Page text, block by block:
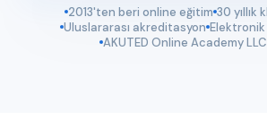
2013'ten beri online eğitim 30 yıllık
Uluslararası akreditasyon
AKUTED Online Academy